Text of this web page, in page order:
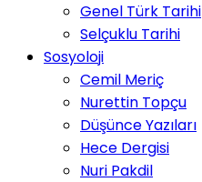
Genel Türk Tarihi
Selçuklu Tarihi
Sosyoloji
Cemil Meriç
Nurettin Topçu
Düşünce Yazıları
Hece Dergisi
Nuri Pakdil